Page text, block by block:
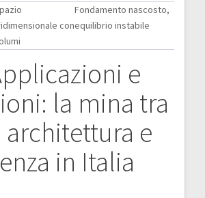
con
Fondamento nascosto,
equilibrio instabile
e
la mina tra
architettura e
in Italia